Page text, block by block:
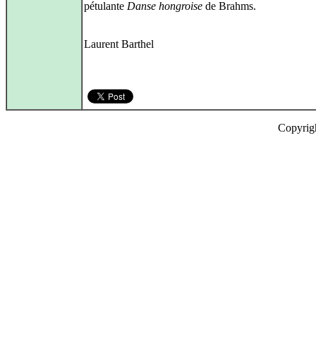
pétulante Danse hongroise de Brahms.
Laurent Barthel